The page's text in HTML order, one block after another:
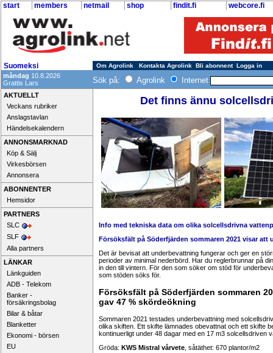
start members netmail shop findit.fi webcore.fi
Suomeksi Om Agrolink Kontakta Agrolink Bli abonnent Logga in
måndag 10.8.2026
Grattis Lars
Sök på: Agrolink Internet
AKTUELLT
Veckans rubriker
Anslagstavlan
Händelsekalendern
ANNONSMARKNAD
Köp & Sälj
Virkesbörsen
Annonsera
ABONNENTER
Hemsidor
PARTNERS
SLC
SLF
Alla partners
LÄNKAR
Länkguiden
ADB - Telekom
Banker -
försäkringsbolag
Bilar & båtar
Blanketter
Ekonomi - börsen
EU
Det finns ännu
Info med tekniska data om olika solcellsdrivna
Försöksfält på Söderfjärden sommaren 2021 visar
Det är bevisat att underbevattning fungerar och ger en
perioder av minimal nederbörd. Har du reglerbrunnar på
in den till vintern. För den som söker om stöd för
som stöden söks för.
Försöksfält på Söderfjärden sommaren
gav 47 % skördeökning
Sommaren 2021 testades underbevattning med
olika skiften. Ett skifte lämnades obevattnat och ett skifte
kontinuerligt under 48 dagar med en 17 m3
Gröda: KWS Mistral vårvete , såtäthet: 670 plantor/m2